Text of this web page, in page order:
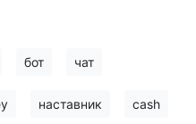
бот чат
наставник cash